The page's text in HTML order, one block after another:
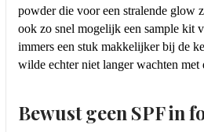
powder die voor een stralende glow
ook zo snel mogelijk een sample kit
immers een stuk makkelijker bij de
wilde echter niet langer wachten met
Bewust geen SPF in